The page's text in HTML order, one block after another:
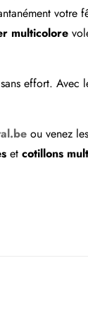
votre
multicolore
effort.
ou venez
et cotillons